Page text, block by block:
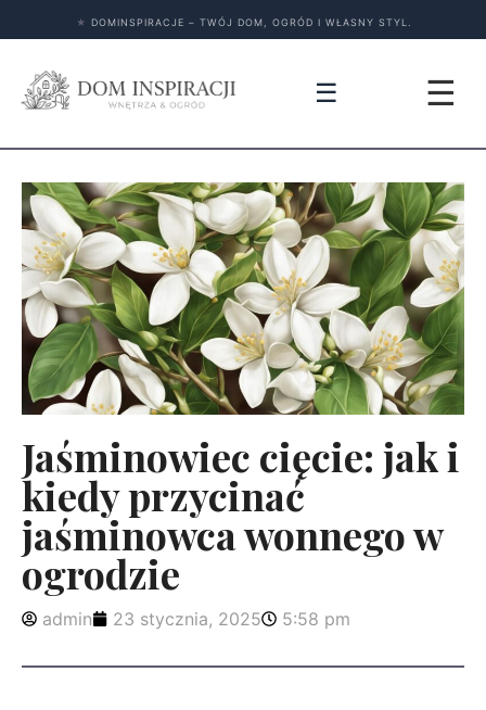
★ DOMINSPIRACJE – TWÓJ DOM, OGRÓD I WŁASNY STYL.
☰ ☰
Jaśminowiec cięcie: jak i
kiedy przycinać
jaśminowca wonnego w
ogrodzie
admin 23 stycznia, 2025 5:58 pm